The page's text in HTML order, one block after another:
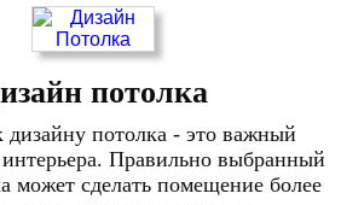
потолка
потолка - это важный
Правильно выбранный
может сделать помещение более